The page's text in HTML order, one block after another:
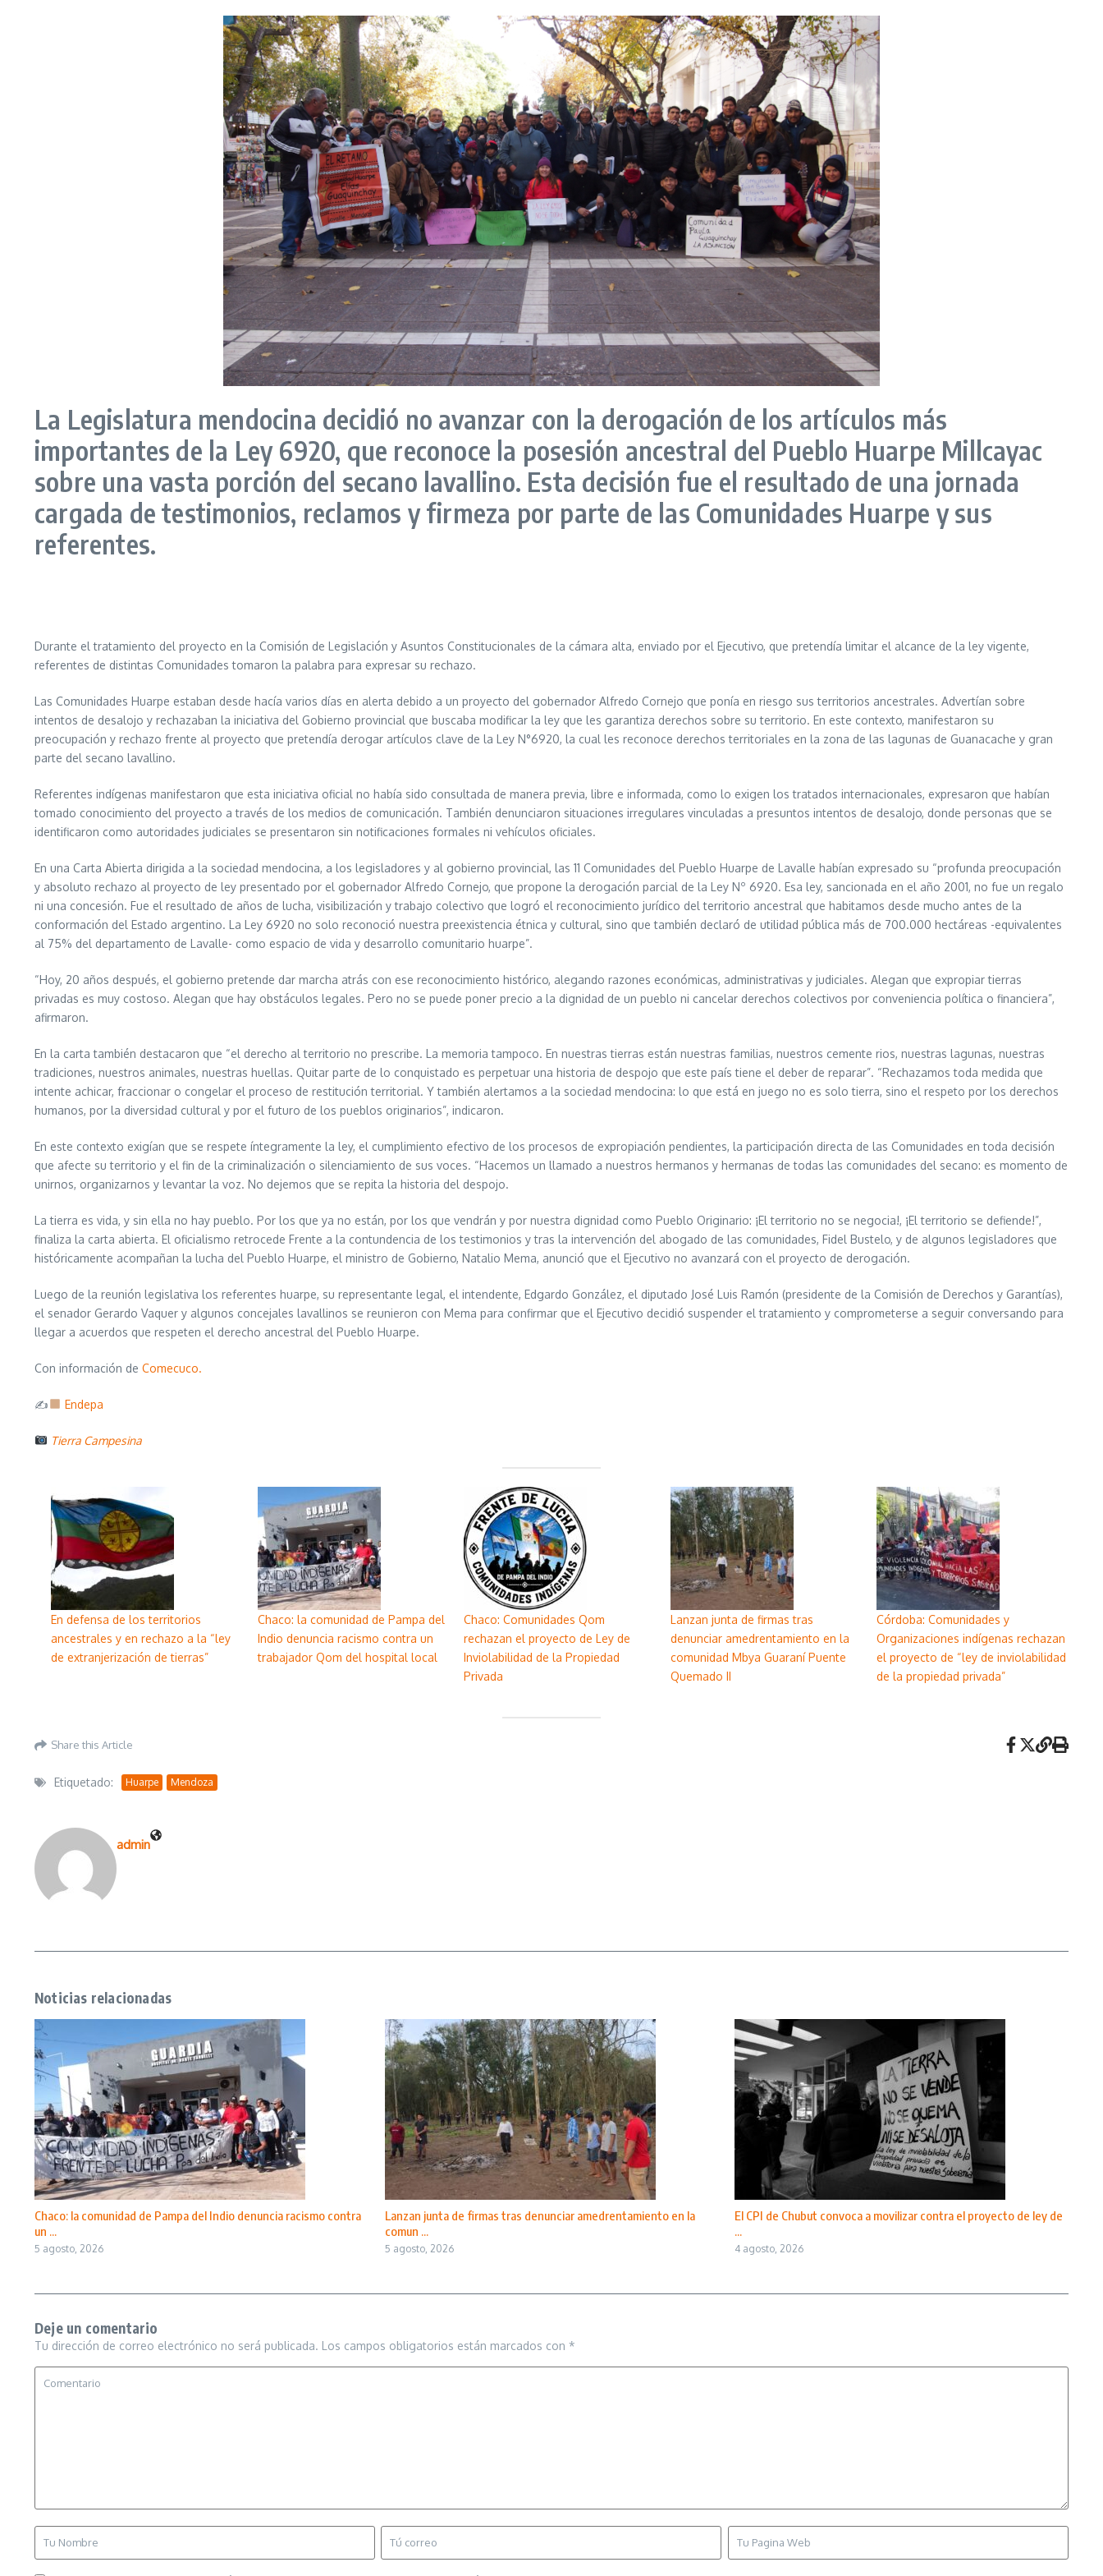
La Legislatura mendocina decidió no avanzar con la derogación de los artículos más
importantes de la Ley 6920, que reconoce la posesión ancestral del Pueblo Huarpe Millcayac
sobre una vasta porción del secano lavallino. Esta decisión fue el resultado de una jornada
cargada de testimonios, reclamos y firmeza por parte de las Comunidades Huarpe y sus
referentes.
Durante el tratamiento del proyecto en la Comisión de Legislación y Asuntos Constitucionales de la cámara alta, enviado por el Ejecutivo, que pretendía limitar el alcance de la ley vigente,
referentes de distintas Comunidades tomaron la palabra para expresar su rechazo.
Las Comunidades Huarpe estaban desde hacía varios días en alerta debido a un proyecto del gobernador Alfredo Cornejo que ponía en riesgo sus territorios ancestrales. Advertían sobre
intentos de desalojo y rechazaban la iniciativa del Gobierno provincial que buscaba modificar la ley que les garantiza derechos sobre su territorio. En este contexto, manifestaron su
preocupación y rechazo frente al proyecto que pretendía derogar artículos clave de la Ley N°6920, la cual les reconoce derechos territoriales en la zona de las lagunas de Guanacache y gran
parte del secano lavallino.
Referentes indígenas manifestaron que esta iniciativa oficial no había sido consultada de manera previa, libre e informada, como lo exigen los tratados internacionales, expresaron que habían
tomado conocimiento del proyecto a través de los medios de comunicación. También denunciaron situaciones irregulares vinculadas a presuntos intentos de desalojo, donde personas que se
identificaron como autoridades judiciales se presentaron sin notificaciones formales ni vehículos oficiales.
En una Carta Abierta dirigida a la sociedad mendocina, a los legisladores y al gobierno provincial, las 11 Comunidades del Pueblo Huarpe de Lavalle habían expresado su “profunda preocupación
y absoluto rechazo al proyecto de ley presentado por el gobernador Alfredo Cornejo, que propone la derogación parcial de la Ley Nº 6920. Esa ley, sancionada en el año 2001, no fue un regalo
ni una concesión. Fue el resultado de años de lucha, visibilización y trabajo colectivo que logró el reconocimiento jurídico del territorio ancestral que habitamos desde mucho antes de la
conformación del Estado argentino. La Ley 6920 no solo reconoció nuestra preexistencia étnica y cultural, sino que también declaró de utilidad pública más de 700.000 hectáreas -equivalentes
al 75% del departamento de Lavalle- como espacio de vida y desarrollo comunitario huarpe”.
“Hoy, 20 años después, el gobierno pretende dar marcha atrás con ese reconocimiento histórico, alegando razones económicas, administrativas y judiciales. Alegan que expropiar tierras
privadas es muy costoso. Alegan que hay obstáculos legales. Pero no se puede poner precio a la dignidad de un pueblo ni cancelar derechos colectivos por conveniencia política o financiera”,
afirmaron.
En la carta también destacaron que “el derecho al territorio no prescribe. La memoria tampoco. En nuestras tierras están nuestras familias, nuestros cemente rios, nuestras lagunas, nuestras
tradiciones, nuestros animales, nuestras huellas. Quitar parte de lo conquistado es perpetuar una historia de despojo que este país tiene el deber de reparar”. “Rechazamos toda medida que
intente achicar, fraccionar o congelar el proceso de restitución territorial. Y también alertamos a la sociedad mendocina: lo que está en juego no es solo tierra, sino el respeto por los derechos
humanos, por la diversidad cultural y por el futuro de los pueblos originarios”, indicaron.
En este contexto exigían que se respete íntegramente la ley, el cumplimiento efectivo de los procesos de expropiación pendientes, la participación directa de las Comunidades en toda decisión
que afecte su territorio y el fin de la criminalización o silenciamiento de sus voces. “Hacemos un llamado a nuestros hermanos y hermanas de todas las comunidades del secano: es momento de
unirnos, organizarnos y levantar la voz. No dejemos que se repita la historia del despojo.
La tierra es vida, y sin ella no hay pueblo. Por los que ya no están, por los que vendrán y por nuestra dignidad como Pueblo Originario: ¡El territorio no se negocia!, ¡El territorio se defiende!”,
finaliza la carta abierta. El oficialismo retrocede Frente a la contundencia de los testimonios y tras la intervención del abogado de las comunidades, Fidel Bustelo, y de algunos legisladores que
históricamente acompañan la lucha del Pueblo Huarpe, el ministro de Gobierno, Natalio Mema, anunció que el Ejecutivo no avanzará con el proyecto de derogación.
Luego de la reunión legislativa los referentes huarpe, su representante legal, el intendente, Edgardo González, el diputado José Luis Ramón (presidente de la Comisión de Derechos y Garantías),
el senador Gerardo Vaquer y algunos concejales lavallinos se reunieron con Mema para confirmar que el Ejecutivo decidió suspender el tratamiento y comprometerse a seguir conversando para
llegar a acuerdos que respeten el derecho ancestral del Pueblo Huarpe.
Con información de Comecuco.
✍ Endepa
Tierra Campesina
En defensa de los territorios
ancestrales y en rechazo a la “ley
de extranjerización de tierras”
Chaco: la comunidad de Pampa del
Indio denuncia racismo contra un
trabajador Qom del hospital local
Chaco: Comunidades Qom
rechazan el proyecto de Ley de
Inviolabilidad de la Propiedad
Privada
Lanzan junta de firmas tras
denunciar amedrentamiento en la
comunidad Mbya Guaraní Puente
Quemado II
Córdoba: Comunidades y
Organizaciones indígenas rechazan
el proyecto de “ley de inviolabilidad
de la propiedad privada”
Share this Article
Etiquetado: Huarpe Mendoza
admin
Noticias relacionadas
Chaco: la comunidad de Pampa del Indio denuncia racismo contra
un ...
5 agosto, 2026
Lanzan junta de firmas tras denunciar amedrentamiento en la
comun ...
5 agosto, 2026
El CPI de Chubut convoca a movilizar contra el proyecto de ley de
...
4 agosto, 2026
Deje un comentario
Tu dirección de correo electrónico no será publicada. Los campos obligatorios están marcados con *